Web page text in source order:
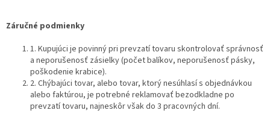
Záručné podmienky
1. Kupujúci je povinný pri prevzatí tovaru skontrolovať správnosť
a neporušenosť zásielky (počet balíkov, neporušenosť pásky,
poškodenie krabice).
2. Chýbajúci tovar, alebo tovar, ktorý nesúhlasí s objednávkou
alebo faktúrou, je potrebné reklamovať bezodkladne po
prevzatí tovaru, najneskôr však do 3 pracovných dní.